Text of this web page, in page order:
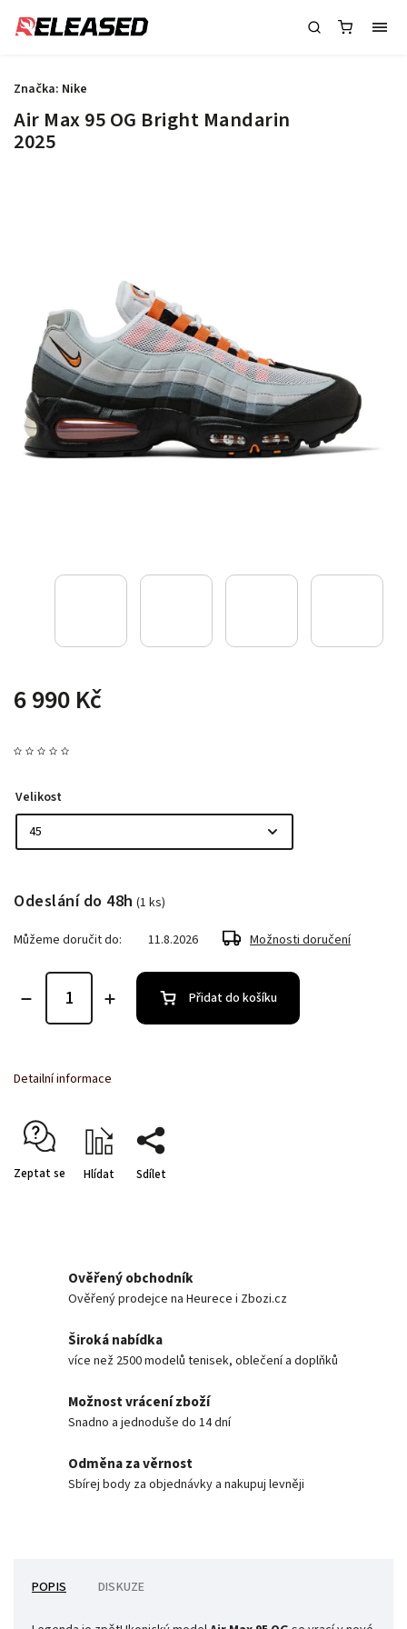
Air Max 95 OG Bright Mandarin
2025
6 990 Kč
Značka: Nike
Velikost
Odeslání do 48h (1 ks)
Můžeme doručit do: 11.8.2026 Možnosti doručení
Přidat do košíku
Detailní informace
Zeptat se Hlídat Sdílet
Ověřený obchodník
Ověřený prodejce na Heurece i Zbozi.cz
Široká nabídka
více než 2500 modelů tenisek, oblečení a doplňků
Možnost vrácení zboží
Snadno a jednoduše do 14 dní
Odměna za věrnost
Sbírej body za objednávky a nakupuj levněji
POPIS DISKUZE